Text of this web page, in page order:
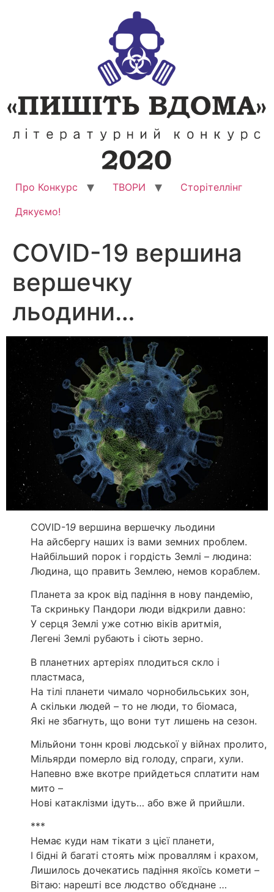
Про Конкурс ТВОРИ
Сторітеллінг
Дякуємо!
COVID-19 вершина
вершечку
льодини…
COVID-19 вершина вершечку льодини
На айсбергу наших із вами земних проблем.
Найбільший порок і гордість Землі – людина:
Людина, що править Землею, немов кораблем.
Планета за крок від падіння в нову пандемію,
Та скриньку Пандори люди відкрили давно:
У серця Землі уже сотню віків аритмія,
Легені Землі рубають і сіють зерно.
В планетних артеріях плодиться скло і
пластмаса,
На тілі планети чимало чорнобильських зон,
А скільки людей – то не люди, то біомаса,
Які не збагнуть, що вони тут лишень на сезон.
Мільйони тонн крові людської у війнах пролито,
Мільярди померло від голоду, спраги, хули.
Напевно вже вкотре прийдеться сплатити нам
мито –
Нові катаклізми ідуть… або вже й прийшли.
***
Немає куди нам тікати з цієї планети,
І бідні й багаті стоять між проваллям і крахом,
Лишилось дочекатись падіння якоїсь комети –
Вітаю: нарешті все людство об’єднане …